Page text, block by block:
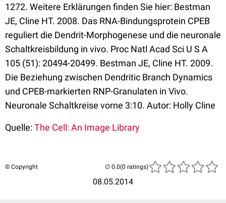
1272. Weitere Erklärungen finden Sie hier: Bestman
JE, Cline HT. 2008. Das RNA-Bindungsprotein CPEB
reguliert die Dendrit-Morphogenese und die neuronale
Schaltkreisbildung in vivo. Proc Natl Acad Sci U S A
105 (51): 20494-20499. Bestman JE, Cline HT. 2009.
Die Beziehung zwischen Dendritic Branch Dynamics
und CPEB-markierten RNP-Granulaten in Vivo.
Neuronale Schaltkreise vorne 3:10. Autor: Holly Cline
Quelle:The Cell: An Image Library
© Copyright
08.05.2014
(0 ratings)